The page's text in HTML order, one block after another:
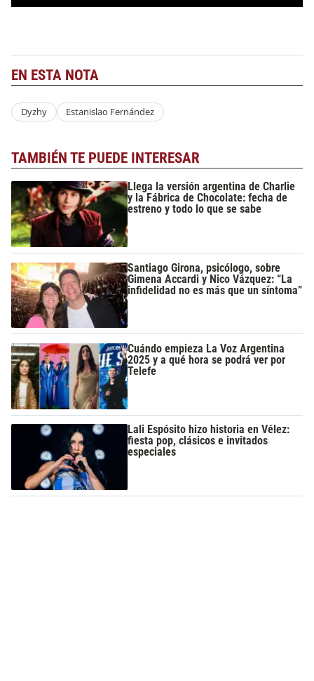
EN ESTA NOTA
Dyzhy Estanislao Fernández
TAMBIÉN TE PUEDE INTERESAR
Llega la versión argentina de Charlie
y la Fábrica de Chocolate: fecha de
estreno y todo lo que se sabe
Santiago Girona, psicólogo, sobre
Gimena Accardi y Nico Vázquez: “La
infidelidad no es más que un síntoma”
Cuándo empieza La Voz Argentina
2025 y a qué hora se podrá ver por
Telefe
Lali Espósito hizo historia en Vélez:
fiesta pop, clásicos e invitados
especiales